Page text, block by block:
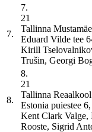
7.
7.
21
Tallinna
Eduard Vilde tee
Kirill
Trušin, Georgi
8.
8.
21
Tallinna Reaalkool
Estonia puiestee
Kent Clark
Rooste, Sigrid